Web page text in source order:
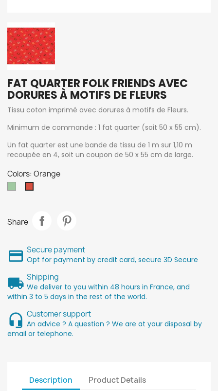
FAT QUARTER FOLK FRIENDS AVEC
DORURES À MOTIFS DE FLEURS
Tissu coton imprimé avec dorures à motifs de Fleurs.
Minimum de commande : 1 fat quarter (soit 50 x 55 cm).
Un fat quarter est une bande de tissu de 1 m sur 1,10 m
recoupée en 4, soit un coupon de 50 x 55 cm de large.
Colors: Orange
Share
Secure payment
Opt for payment by credit card, secure 3D Secure
Shipping
We deliver to you within 48 hours in France, and
within 3 to 5 days in the rest of the world.
Customer support
An advice ? A question ? We are at your disposal by
email or telephone.
Description Product Details